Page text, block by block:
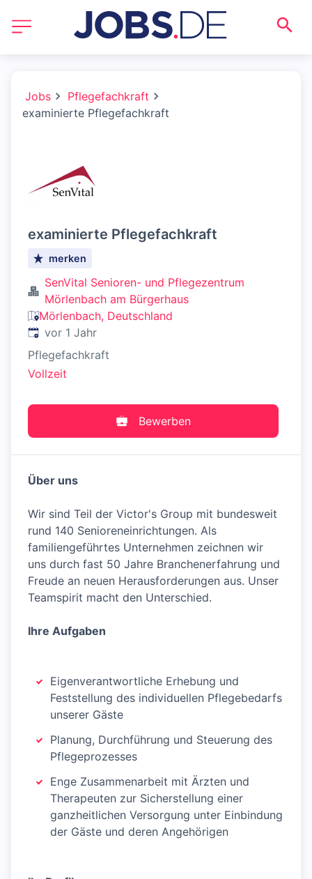
Jobs
Pflegefachkraft
examinierte Pflegefachkraft
examinierte Pflegefachkraft
merken
SenVital Senioren- und Pflegezentrum
Mörlenbach am Bürgerhaus
Mörlenbach, Deutschland
Veröffentlicht
vor 1 Jahr
Pflegefachkraft
Vollzeit
Bewerben
Über uns
Wir sind Teil der Victor's Group mit bundesweit
rund 140 Senioreneinrichtungen. Als
familiengeführtes Unternehmen zeichnen wir
uns durch fast 50 Jahre Branchenerfahrung und
Freude an neuen Herausforderungen aus. Unser
Teamspirit macht den Unterschied.
Ihre Aufgaben
Eigenverantwortliche Erhebung und
Feststellung des individuellen Pflegebedarfs
unserer Gäste
Planung, Durchführung und Steuerung des
Pflegeprozesses
Enge Zusammenarbeit mit Ärzten und
Therapeuten zur Sicherstellung einer
ganzheitlichen Versorgung unter Einbindung
der Gäste und deren Angehörigen